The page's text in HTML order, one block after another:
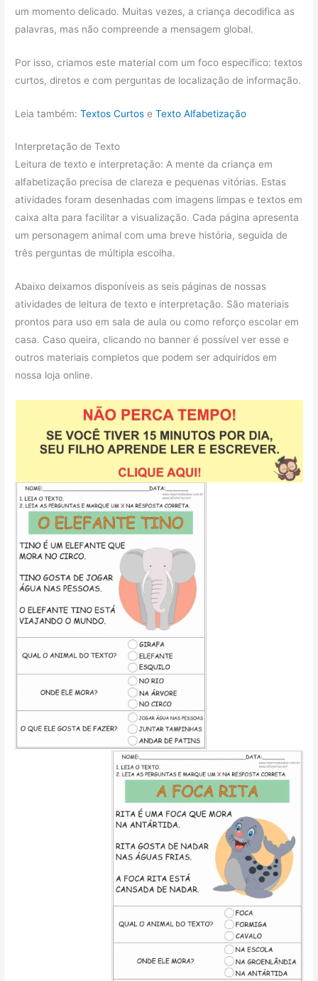
um momento delicado. Muitas vezes, a criança decodifica as
palavras, mas não compreende a mensagem global.
Por isso, criamos este material com um foco específico: textos
curtos, diretos e com perguntas de localização de informação.
Leia também:Textos Curtos eTexto Alfabetização
Interpretação de Texto
Leitura de texto e interpretação: A mente da criança em
alfabetização precisa de clareza e pequenas vitórias. Estas
atividades foram desenhadas com imagens limpas e textos em
caixa alta para facilitar a visualização. Cada página apresenta
um personagem animal com uma breve história, seguida de
três perguntas de múltipla escolha.
Abaixo deixamos disponíveis as seis páginas de nossas
atividades de leitura de texto e interpretação. São materiais
prontos para uso em sala de aula ou como reforço escolar em
casa. Caso queira, clicando no banner é possível ver esse e
outros materiais completos que podem ser adquiridos em
nossa loja online.